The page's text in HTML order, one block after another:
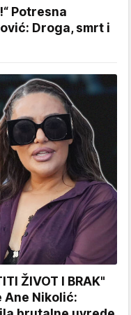
Potresna
Droga, smrt i
ŽIVOT I BRAK"
Ane Nikolić: